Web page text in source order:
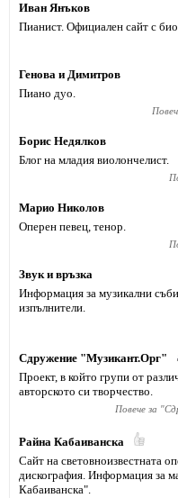
Иван Янъков
Пианист. Официален сайт с
Генова и Димитров
Пиано дуо.
Борис Недялков
Блог на младия виолончелист.
Марио Николов
Оперен певец, тенор.
Звук и връзка
Информация за музикални
изпълнители.
Сдружение "Музикант.Орг"
Проект, в който групи от
авторското си творчество.
Повече за "
Райна Кабаиванска
Сайт на световноизвестната
дискография. Информация за
Кабаиванска".